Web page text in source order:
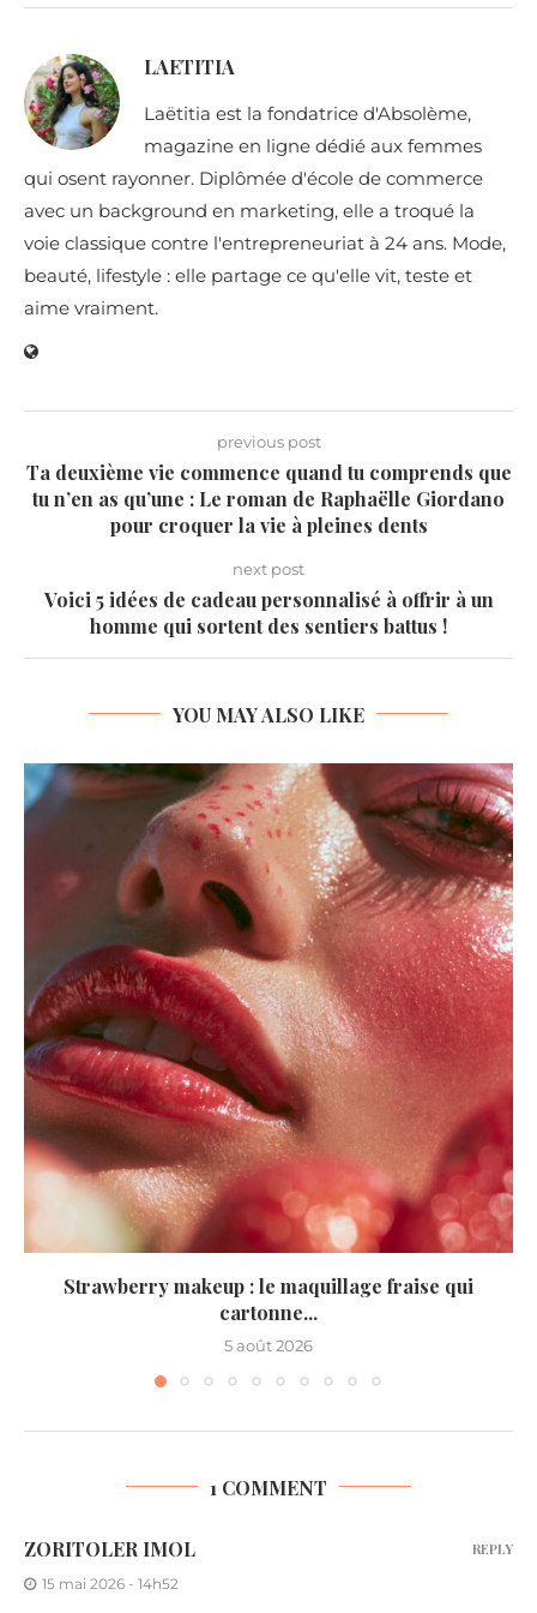
LAETITIA
Laëtitia est la fondatrice d'Absolème,
magazine en ligne dédié aux femmes
qui osent rayonner. Diplômée d'école de commerce
avec un background en marketing, elle a troqué la
voie classique contre l'entrepreneuriat à 24 ans. Mode,
beauté, lifestyle : elle partage ce qu'elle vit, teste et
aime vraiment.
previous post
Ta deuxième vie commence quand tu comprends que
tu n’en as qu’une : Le roman de Raphaëlle Giordano
pour croquer la vie à pleines dents
next post
Voici 5 idées de cadeau personnalisé à offrir à un
homme qui sortent des sentiers battus !
YOU MAY ALSO LIKE
Strawberry makeup : le maquillage fraise qui
cartonne...
5 août 2026
1 COMMENT
ZORITOLER IMOL
15 mai 2026 - 14h52
REPLY